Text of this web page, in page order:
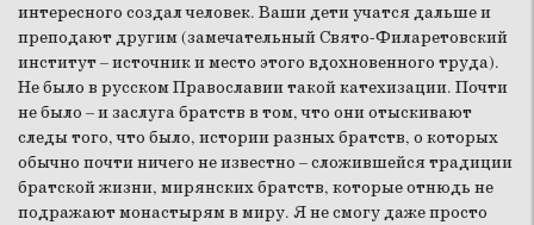
интересного создал человек. Ваши дети учатся дальше и
преподают другим (замечательный Свято-Филаретовский
институт – источник и место этого вдохновенного труда).
Не было в русском Православии такой катехизации. Почти
не было – и заслуга братств в том, что они отыскивают
следы того, что было, истории разных братств, о которых
обычно почти ничего не известно – сложившейся традиции
братской жизни, мирянских братств, которые отнюдь не
подражают монастырям в миру. Я не смогу даже просто